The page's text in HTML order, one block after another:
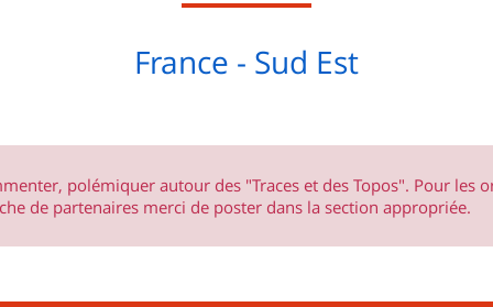
France - Sud Est
polémiquer autour des "Traces et des Topos". Pour les
de partenaires merci de poster dans la section appropriée.